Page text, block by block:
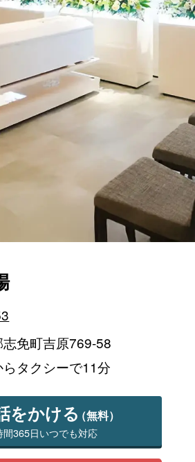
免町吉原769-58
タクシーで11分
をかける（無料）
間365日いつでも対応